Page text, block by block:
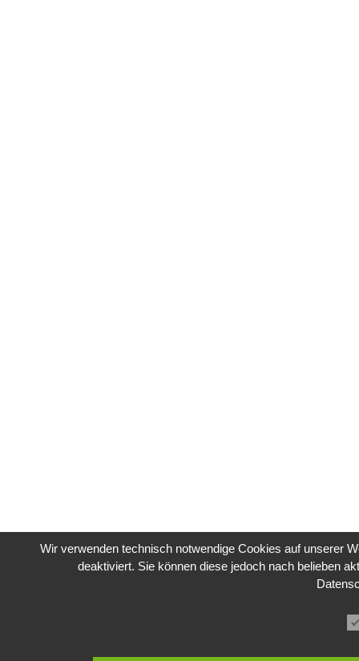
Wir verwenden technisch notwendige Cookies auf unserer
deaktiviert. Sie können diese jedoch nach belieben